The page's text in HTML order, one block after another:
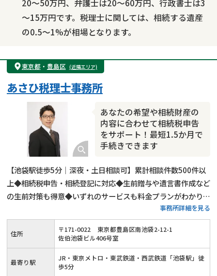
20～50万円、弁護士は20～60万円、行政書士は3
～15万円です。税理士に関しては、相続する遺産
の0.5～1%が相場となります。
東京都 ・ 豊島区 (近隣エリア)
あなたの希望や相続財産の
内容に合わせて相続税申告
をサポート！最短1.5か月で
手続きできます
あさひ税理士事務所
【池袋駅徒歩5分｜深夜・土日相談可】累計相談件数500件以
上◆相続税申告・相続登記に対応◆生前贈与や遺言書作成など
の生前対策も得意◆いずれのサービスも料金プランがわかりや
すい◆豊島区・板橋区・練馬区・北区で相続税申告をするなら
当事務所にご相談ください！15年以上の実務経験がある税理
士が丁寧に対応いたします！
事務所詳細を見る
住所 〒171-0022
東京都豊島区南池袋2-12-1
佐伯池袋ビル406号室
最寄り駅
JR・東京メトロ・東武鉄道・西武鉄道「池袋駅」徒
歩5分